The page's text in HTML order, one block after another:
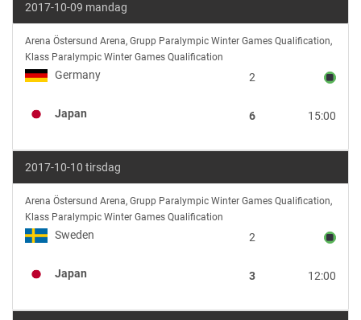
2017-10-09 mandag
Germany
vs
Japan
Arena Östersund Arena, Grupp Paralympic Winter Games Qualification,
Klass Paralympic Winter Games Qualification
Germany 2
Japan 15:00
6
2017-10-10 tirsdag
Sweden
vs
Japan
Arena Östersund Arena, Grupp Paralympic Winter Games Qualification,
Klass Paralympic Winter Games Qualification
Sweden 2
Japan 12:00
3